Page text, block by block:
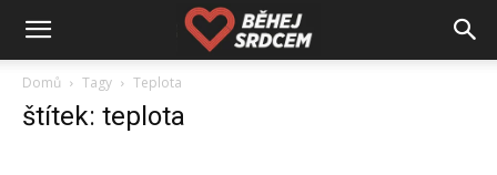
Domů Tagy Teplota
štítek: teplota